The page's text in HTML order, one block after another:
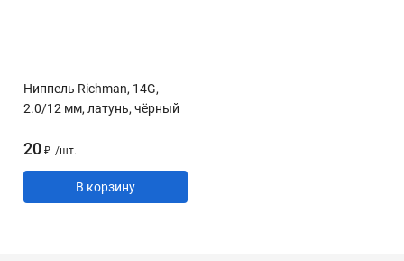
Ниппель Richman, 14G,
2.0/12 мм, латунь, чёрный
20 ₽ /шт.
В корзину